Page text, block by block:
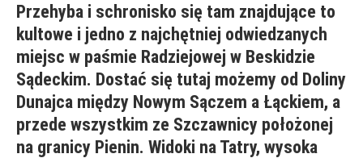
Przehyba i schronisko się tam znajdujące to
kultowe i jedno z najchętniej odwiedzanych
miejsc w paśmie Radziejowej w Beskidzie
Sądeckim. Dostać się tutaj możemy od Doliny
Dunajca między Nowym Sączem a Łąckiem, a
przede wszystkim ze Szczawnicy położonej
na granicy Pienin. Widoki na Tatry, wysoka